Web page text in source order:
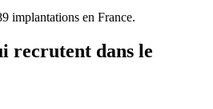
implantations en France.
recrutent dans le